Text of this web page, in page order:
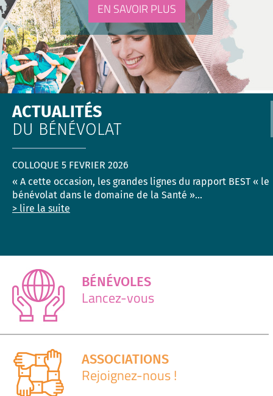
EN SAVOIR PLUS
ACTUALITÉS
DU BÉNÉVOLAT
COLLOQUE 5 FEVRIER 2026
« A cette occasion, les grandes lignes du rapport BEST « le
bénévolat dans le domaine de la Santé »...
> lire la suite
BÉNÉVOLES
Lancez-vous
ASSOCIATIONS
Rejoignez-nous !